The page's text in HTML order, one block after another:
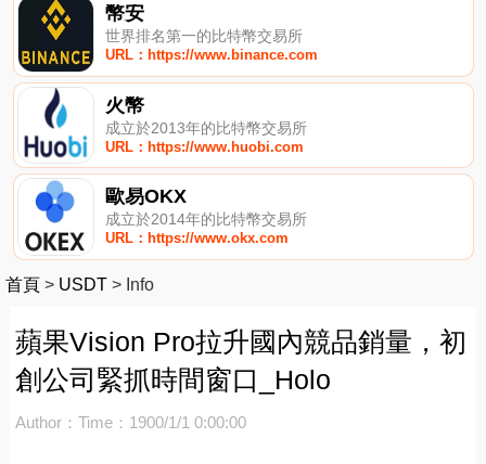
幣安
世界排名第一的比特幣交易所
URL：https://www.binance.com
火幣
成立於2013年的比特幣交易所
URL：https://www.huobi.com
歐易OKX
成立於2014年的比特幣交易所
URL：https://www.okx.com
首頁 > USDT > Info
蘋果Vision Pro拉升國內競品銷量，初
創公司緊抓時間窗口_Holo
Author： Time：1900/1/1 0:00:00